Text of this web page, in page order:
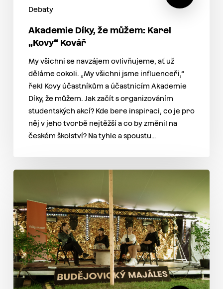
Debaty
Akademie Díky, že můžem: Karel
„Kovy“ Kovář
My všichni se navzájem ovlivňujeme, ať už
děláme cokoli. „My všichni jsme influenceři,“
řekl Kovy účastníkům a účastnicím Akademie
Díky, že můžem. Jak začít s organizováním
studentských akcí? Kde bere inspiraci, co je pro
něj v jeho tvorbě nejtěžší a co by změnil na
českém školství? Na tyhle a spoustu…